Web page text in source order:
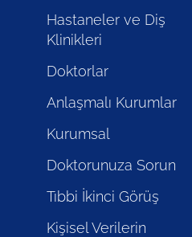
Hastaneler ve Diş
Klinikleri
Doktorlar
Anlaşmalı Kurumlar
Kurumsal
Doktorunuza Sorun
Tıbbi İkinci Görüş
Kişisel Verilerin